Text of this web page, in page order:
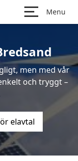
Menu
men med vår
och tryggt –
elavtal